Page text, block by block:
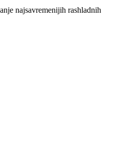
najsavremenijih rashladnih